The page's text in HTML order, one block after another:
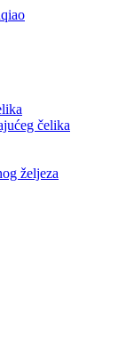
čelika
željeza